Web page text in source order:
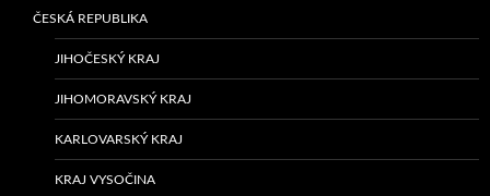
ČESKÁ REPUBLIKA
JIHOČESKÝ KRAJ
JIHOMORAVSKÝ KRAJ
KARLOVARSKÝ KRAJ
KRAJ VYSOČINA